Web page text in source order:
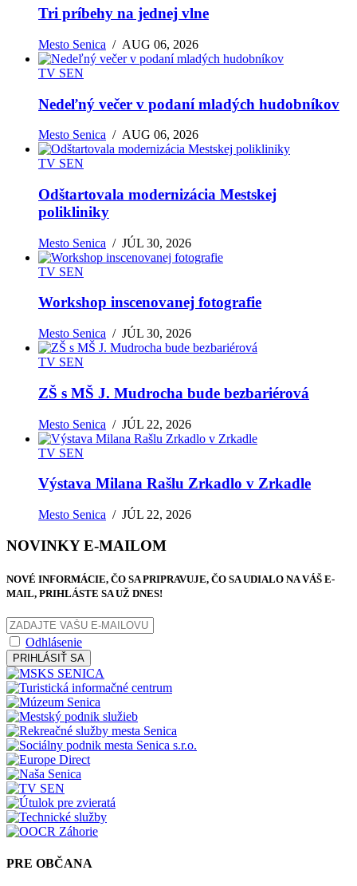
Tri príbehy na jednej vlne
Mesto Senica /AUG 06, 2026
TV SEN
Nedeľný večer v podaní mladých hudobníkov
Mesto Senica /AUG 06, 2026
TV SEN
Odštartovala modernizácia Mestskej
polikliniky
Mesto Senica /JÚL 30, 2026
TV SEN
Workshop inscenovanej fotografie
Mesto Senica /JÚL 30, 2026
TV SEN
ZŠ s MŠ J. Mudrocha bude bezbariérová
Mesto Senica /JÚL 22, 2026
TV SEN
Výstava Milana Rašlu Zrkadlo v Zrkadle
Mesto Senica /JÚL 22, 2026
NOVINKY E-MAILOM
NOVÉ INFORMÁCIE, ČO SA PRIPRAVUJE, ČO SA UDIALO NA VÁŠ E-
MAIL, PRIHLÁSTE SA UŽ DNES!
Odhlásenie
PRIHLÁSIŤ SA
PRE OBČANA